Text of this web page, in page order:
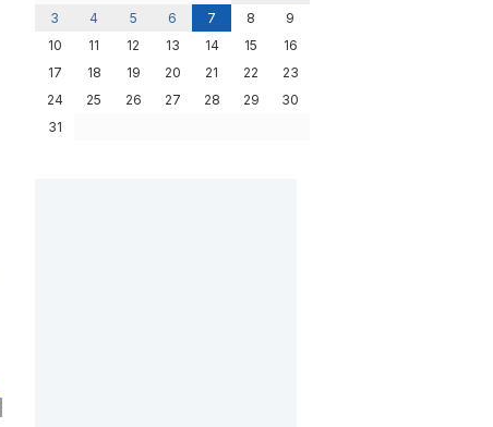
3
4 5 6 7 8
9
10
11 12 13 14 15
16
17
18 19 20 21 22
23
24
25 26 27 28 29
30
31